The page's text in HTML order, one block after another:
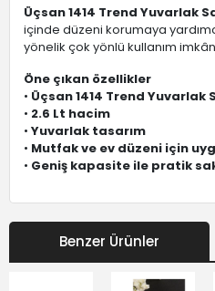
Üçsan 1414 Trend Yuvarlak
içinde düzeni korumaya
yönelik çok yönlü kullanım
Öne çıkan özellikler
• Üçsan 1414 Trend Yuvarlak
• 2.6 Lt hacim
• Yuvarlak tasarım
• Mutfak ve ev düzeni için
• Geniş kapasite ile pratik
Benzer Ürünler